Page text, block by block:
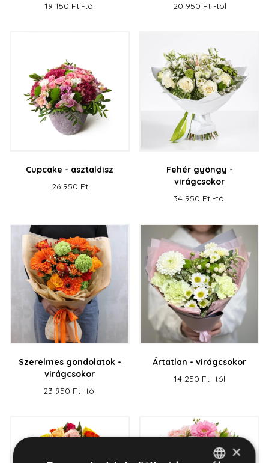
19 150 Ft -tól
20 950 Ft -tól
Cupcake - asztaldisz
26 950 Ft
Fehér gyöngy -
virágcsokor
34 950 Ft -tól
Szerelmes gondolatok -
virágcsokor
23 950 Ft -tól
Ártatlan - virágcsokor
14 250 Ft -tól
×